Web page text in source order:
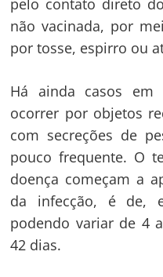
não vacinada, por
por tosse, espirro ou
Há ainda casos em
ocorrer por objetos
com secreções de
pouco frequente. O
doença começam a
da infecção, é de,
podendo variar de 4
42 dias.